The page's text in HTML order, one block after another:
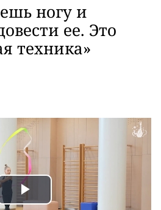
ногу и
ее. Это
техника»
Play